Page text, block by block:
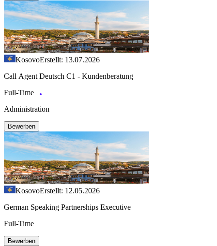
KosovoErstellt: 13.07.2026
Call Agent Deutsch C1 - Kundenberatung
Full-Time
Administration
Bewerben
KosovoErstellt: 12.05.2026
German Speaking Partnerships Executive
Full-Time
Bewerben